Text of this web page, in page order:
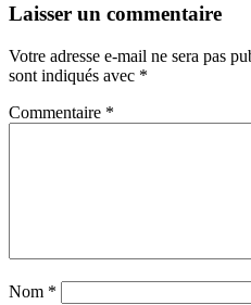
Laisser un commentaire
Votre adresse e-mail ne sera pas
sont indiqués avec *
Commentaire *
Nom *